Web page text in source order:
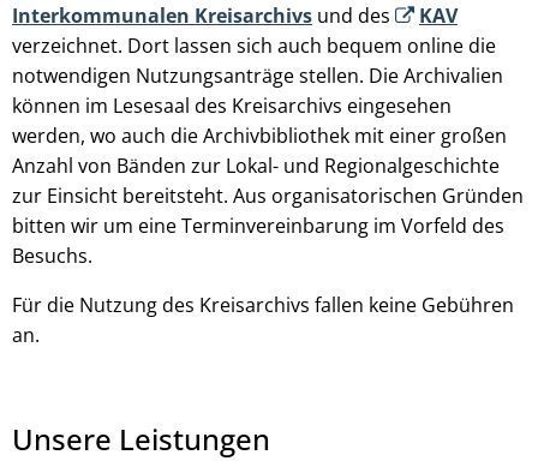
Interkommunalen Kreisarchivs und des
KAV
verzeichnet. Dort lassen sich auch bequem online die
notwendigen Nutzungsanträge stellen. Die Archivalien
können im Lesesaal des Kreisarchivs eingesehen
werden, wo auch die Archivbibliothek mit einer großen
Anzahl von Bänden zur Lokal- und Regionalgeschichte
zur Einsicht bereitsteht. Aus organisatorischen Gründen
bitten wir um eine Terminvereinbarung im Vorfeld des
Besuchs.
Für die Nutzung des Kreisarchivs fallen keine Gebühren
an.
Unsere Leistungen